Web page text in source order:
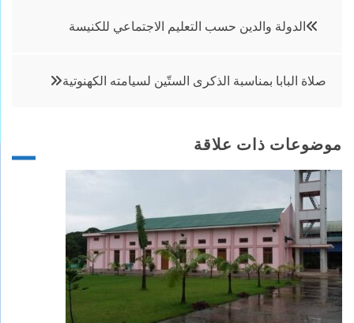
تصفّح
الدولة والدين حسب التعليم الاجتماعي للكنيسة
صلاة البابا بمناسبة الذكرى الستّين لسيامته الكهنوتية
موضوعات ذات علاقة